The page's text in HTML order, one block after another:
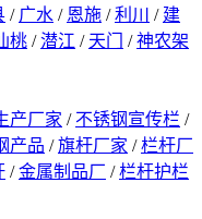
/ 广水 / 恩施 /利川 / 建
桃 /潜江 / 天门 /神农架
产厂家 / 不锈钢宣传栏 /
产品 /旗杆厂家 /栏杆厂
/金属制品厂 /栏杆护栏